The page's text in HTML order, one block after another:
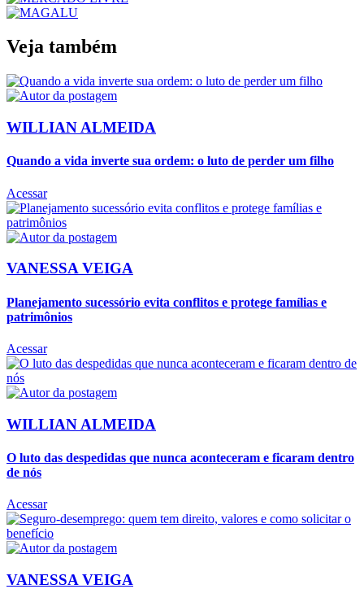
Veja também
WILLIAN ALMEIDA
Quando a vida inverte sua ordem: o luto de perder um filho
Acessar
VANESSA VEIGA
Planejamento sucessório evita conflitos e protege famílias e
patrimônios
Acessar
WILLIAN ALMEIDA
O luto das despedidas que nunca aconteceram e ficaram dentro
de nós
Acessar
VANESSA VEIGA